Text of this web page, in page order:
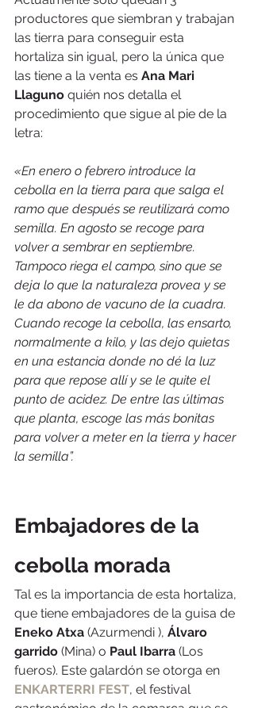
productores que siembran y trabajan
las tierra para conseguir esta
hortaliza sin igual, pero la única que
las tiene a la venta es Ana Mari
Llaguno quién nos detalla el
procedimiento que sigue al pie de la
letra:
«En enero o febrero introduce la
cebolla en la tierra para que salga el
ramo que después se reutilizará como
semilla. En agosto se recoge para
volver a sembrar en septiembre.
Tampoco riega el campo, sino que se
deja lo que la naturaleza provea y se
le da abono de vacuno de la cuadra.
Cuando recoge la cebolla, las ensarto,
normalmente a kilo, y las dejo quietas
en una estancia donde no dé la luz
para que repose allí y se le quite el
punto de acidez. De entre las últimas
que planta, escoge las más bonitas
para volver a meter en la tierra y hacer
la semilla”.
Embajadores de la
cebolla morada
Tal es la importancia de esta hortaliza,
que tiene embajadores de la guisa de
Eneko Atxa (Azurmendi ), Álvaro
garrido (Mina) o Paul Ibarra (Los
fueros). Este galardón se otorga en
ENKARTERRI FEST, el festival